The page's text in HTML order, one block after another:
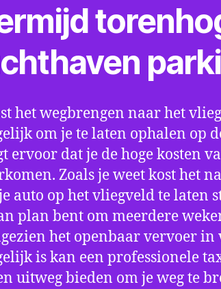
het wegbrengen naar het
om je te laten ophalen op
ervoor dat je de hoge kosten
Zoals je weet kost het
auto op het vliegveld te laten
plan bent om meerdere
het openbaar vervoer in
is kan een professionele
uitweg bieden om je weg te